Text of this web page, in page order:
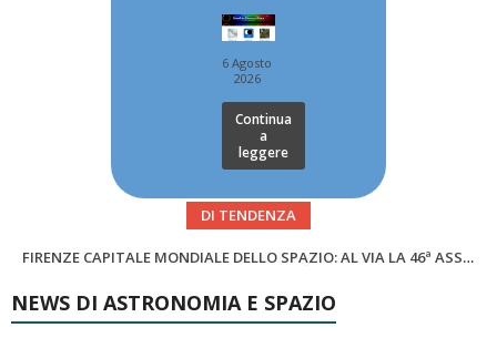
6 Agosto
2026
Continua
a
leggere
DI TENDENZA
Cielo del Mese di Agosto 2026
SUPERNOVAE aggiornamenti del mese – Agosto 2026
NEWS DI ASTRONOMIA E SPAZIO